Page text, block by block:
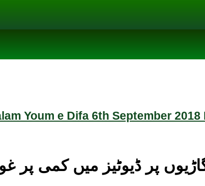
Youm e Difa 6th September
پر ڈیوٹیز میں کمی پر